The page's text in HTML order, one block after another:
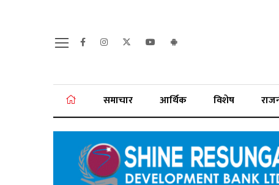
समाचार आर्थिक विशेष